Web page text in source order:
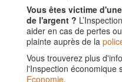
Vous êtes victime
de l'argent ?
aider en cas de pertes
plainte auprès de la
Vous trouverez plus
l'Inspection économique
Economie.